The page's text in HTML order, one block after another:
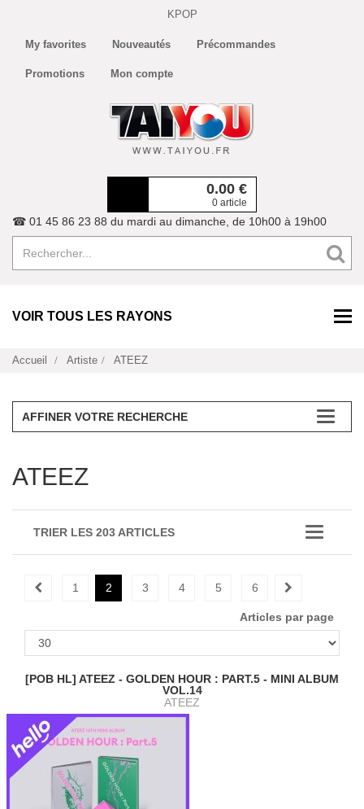
KPOP
My favorites Nouveautés Précommandes
Promotions Mon compte
0.00 €
0 article
☎ 01 45 86 23 88 du mardi au dimanche, de 10h00 à 19h00
VOIR TOUS LES RAYONS
Accueil Artiste ATEEZ
AFFINER VOTRE RECHERCHE
ATEEZ
TRIER LES 203 ARTICLES
1 2 3 4 5 6
Articles par page
[POB HL] ATEEZ - GOLDEN HOUR : PART.5 - MINI ALBUM
VOL.14
ATEEZ